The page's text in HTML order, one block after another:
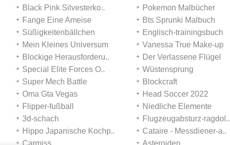
Black Pink Silvesterko.. Pokemon Malbücher
Fange Eine Ameise Bts Sprunki Malbuch
Süßigkeitenbällchen Englisch-trainingsbuch
Mein Kleines Universum Vanessa True Make-up
Blockige Herausforderu.. Der Verlassene Flügel
Special Elite Forces O.. Wüstensprung
Super Mech Battle Blockcraft
Oma Gta Vegas Head Soccer 2022
Flipper-fußball Niedliche Elemente
3d-schach Flugzeugabsturz-ragdol..
Hippo Japanische Kochp.. Cataire - Messdiener-a..
Carmiss Asteroiden